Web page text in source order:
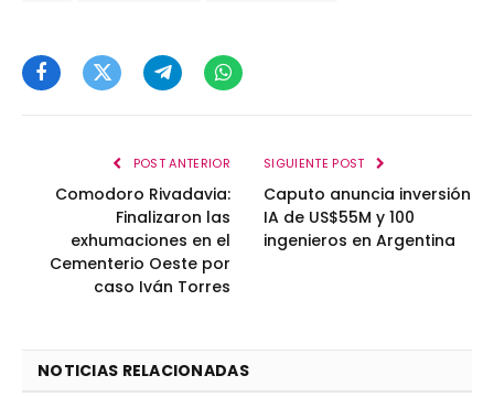
FacebookTwitterTelegramWhatsApp
POST ANTERIOR
Comodoro Rivadavia:
Finalizaron las
exhumaciones en el
Cementerio Oeste por
caso Iván Torres
SIGUIENTE POST
Caputo anuncia inversión
IA de US$55M y 100
ingenieros en Argentina
NOTICIAS RELACIONADAS